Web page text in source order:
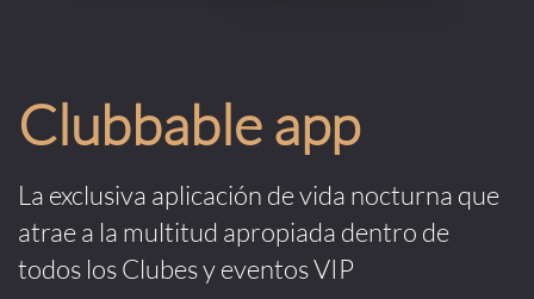
Clubbable app
La exclusiva aplicación de vida nocturna que
atrae a la multitud apropiada dentro de
todos los Clubes y eventos VIP